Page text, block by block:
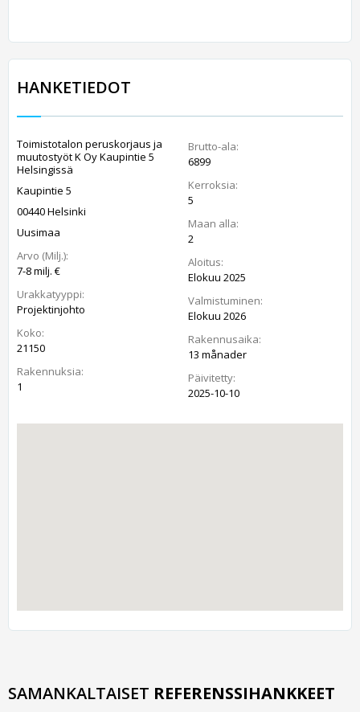
HANKETIEDOT
Toimistotalon peruskorjaus ja
muutostyöt K Oy Kaupintie 5
Helsingissä
Kaupintie 5
00440 Helsinki
Uusimaa
Arvo (Milj.):
7-8 milj. €
Urakkatyyppi:
Projektinjohto
Koko:
21150
Rakennuksia:
1
Brutto-ala:
6899
Kerroksia:
5
Maan alla:
2
Aloitus:
Elokuu 2025
Valmistuminen:
Elokuu 2026
Rakennusaika:
13 månader
Päivitetty:
2025-10-10
SAMANKALTAISET REFERENSSIHANKKEET